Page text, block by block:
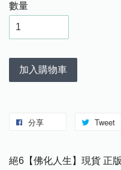
數量
加入購物車
分享 Tweet
絕6【佛化人生】現貨 正